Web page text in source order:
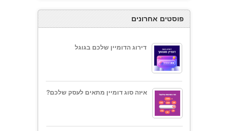
פוסטים אחרונים
דירוג הדומיין שלכם בגוגל
איזה סוג דומיין מתאים לעסק שלכם?